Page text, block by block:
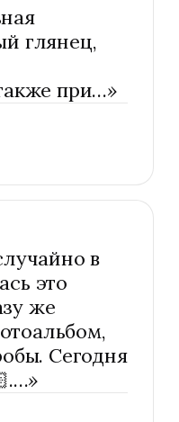
глянец,
при…»
в
это
же
Сегодня
»